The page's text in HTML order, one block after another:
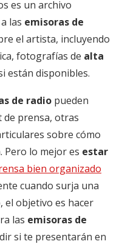
es un archivo
las emisoras de
el artista, incluyendo
fotografías de alta
están disponibles.
de radio pueden
de prensa, otras
sobre cómo
Pero lo mejor es estar
bien organizado
cuando surja una
el objetivo es hacer
las emisoras de
si te presentarán en